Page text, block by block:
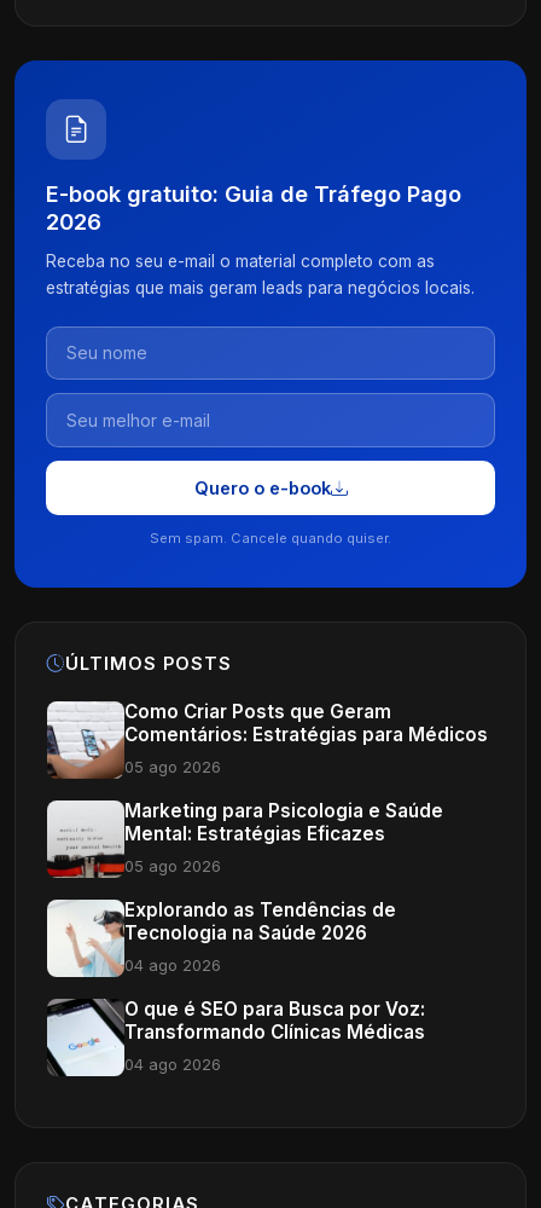
E-book gratuito: Guia de Tráfego Pago
2026
Receba no seu e-mail o material completo com as
estratégias que mais geram leads para negócios locais.
Quero o e-book
Sem spam. Cancele quando quiser.
ÚLTIMOS POSTS
Como Criar Posts que Geram
Comentários: Estratégias para Médicos
05 ago 2026
Marketing para Psicologia e Saúde
Mental: Estratégias Eficazes
05 ago 2026
Explorando as Tendências de
Tecnologia na Saúde 2026
04 ago 2026
O que é SEO para Busca por Voz:
Transformando Clínicas Médicas
04 ago 2026